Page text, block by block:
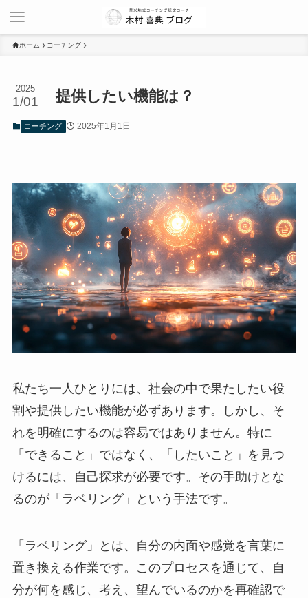
ホーム コーチング
提供したい機能は？
2025
1/01
コーチング 2025年1月1日
私たち一人ひとりには、社会の中で果たしたい役
割や提供したい機能が必ずあります。しかし、そ
れを明確にするのは容易ではありません。特に
「できること」ではなく、「したいこと」を見つ
けるには、自己探求が必要です。その手助けとな
るのが「ラベリング」という手法です。
「ラベリング」とは、自分の内面や感覚を言葉に
置き換える作業です。このプロセスを通じて、自
分が何を感じ、考え、望んでいるのかを再確認で